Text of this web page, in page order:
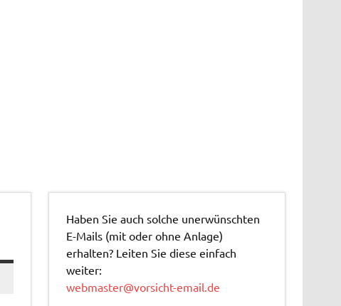
Haben Sie auch solche unerwünschten
E-Mails (mit oder ohne Anlage)
erhalten? Leiten Sie diese einfach
weiter:
webmaster@vorsicht-email.de